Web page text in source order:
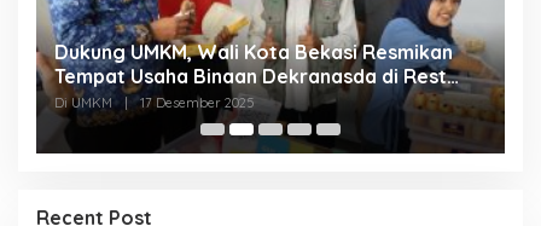
Dukung UMKM, Wali Kota Bekasi Resmikan
Tempat Usaha Binaan Dekranasda di Rest
Area KM 6B Jakarta Cikampek
Di UMKM 17 Desember 2025
Recent Post